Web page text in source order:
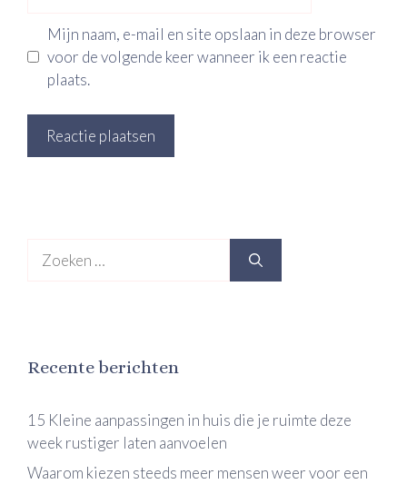
Mijn naam, e-mail en site opslaan in deze browser
voor de volgende keer wanneer ik een reactie
plaats.
naar:
Recente berichten
15 Kleine aanpassingen in huis die je ruimte deze
week rustiger laten aanvoelen
Waarom kiezen steeds meer mensen weer voor een